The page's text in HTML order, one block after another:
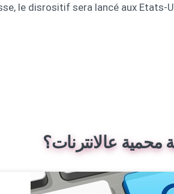
le disrositif sera lancé aux Etats-
محمية عالانترنات؟